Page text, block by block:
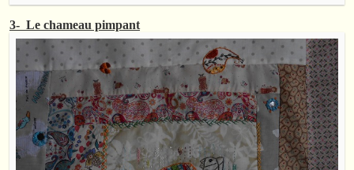
3- Le chameau pimpant